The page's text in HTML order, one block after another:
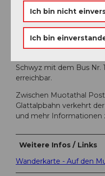
Ausfahrt Richtung
Öffentliche
Muotathal liegt im
Schwyz mit dem Bus Nr.
erreichbar.
Zwischen Muotathal
Glattalpbahn verkehrt
und mehr Informationen
Weitere Infos / Links
Wanderkarte - Auf den
Ich bin nicht
Ich bin